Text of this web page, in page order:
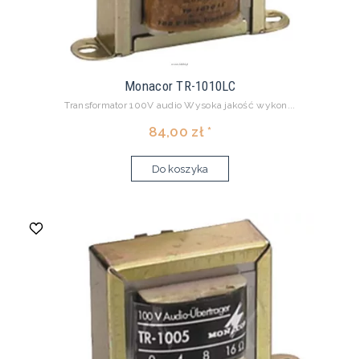
Monacor TR-1010LC
Transformator 100V audio Wysoka jakość wykon...
84,00 zł *
Do koszyka